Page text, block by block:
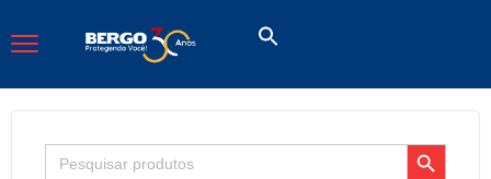
Search
for:
Search Button